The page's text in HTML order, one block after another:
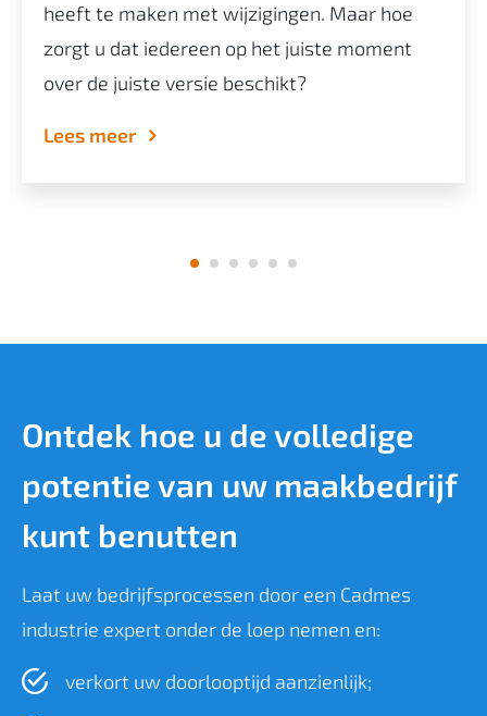
heeft te maken met wijzigingen. Maar hoe
zorgt u dat iedereen op het juiste moment
over de juiste versie beschikt?
Lees meer
Ontdek hoe u de volledige
potentie van uw maakbedrijf
kunt benutten
Laat uw bedrijfsprocessen door een Cadmes
industrie expert onder de loep nemen en:
verkort uw doorlooptijd aanzienlijk;